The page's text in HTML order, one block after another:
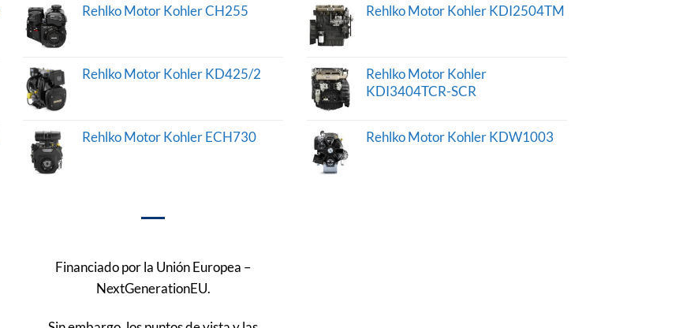
Rehlko Motor Kohler CH255
Rehlko Motor Kohler KD425/2
Rehlko Motor Kohler ECH730
Rehlko Motor Kohler KDI2504TM
Rehlko Motor Kohler
KDI3404TCR-SCR
Rehlko Motor Kohler KDW1003
Financiado por la Unión Europea –
NextGenerationEU.